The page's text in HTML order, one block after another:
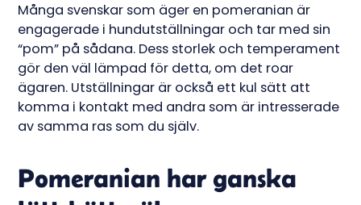
Många svenskar som äger en pomeranian är
engagerade i hundutställningar och tar med sin
“pom” på sådana. Dess storlek och temperament
gör den väl lämpad för detta, om det roar
ägaren. Utställningar är också ett kul sätt att
komma i kontakt med andra som är intresserade
av samma ras som du själv.
Pomeranian har ganska